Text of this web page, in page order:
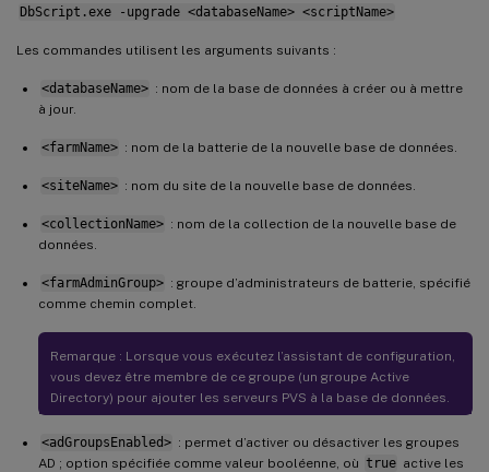
DbScript.exe -upgrade <databaseName> <scriptName>
Les commandes utilisent les arguments suivants :
<databaseName> : nom de la base de données à créer ou à mettre
à jour.
<farmName> : nom de la batterie de la nouvelle base de données.
<siteName> : nom du site de la nouvelle base de données.
<collectionName> : nom de la collection de la nouvelle base de
données.
<farmAdminGroup> : groupe d’administrateurs de batterie, spécifié
comme chemin complet.
Remarque : Lorsque vous exécutez l’assistant de configuration,
vous devez être membre de ce groupe (un groupe Active
Directory) pour ajouter les serveurs PVS à la base de données.
<adGroupsEnabled> : permet d’activer ou désactiver les groupes
AD ; option spécifiée comme valeur booléenne, où true active les